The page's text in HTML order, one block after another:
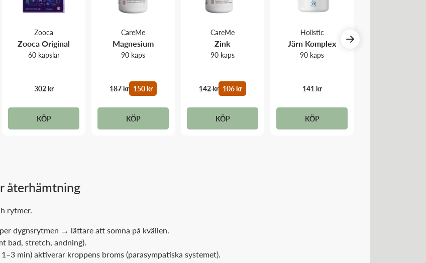
Zooca
Zooca Original
60 kapslar
302 kr
KÖP
CareMe
Magnesium
90 kaps
187 kr 150 kr
KÖP
CareMe
Zink
90 kaps
142 kr 106 kr
KÖP
Holistic
Järn Komplex
90 kaps
141 kr
KÖP
återhämtning
rytmer.
dygnsrytmen → lättare att somna på kvällen.
bad, stretch, andning).
min) aktiverar kroppens broms (parasympatiska systemet).